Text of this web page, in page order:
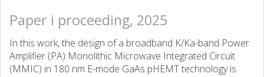
Paper i proceeding, 2025
In this work, the design of a broadband K/Ka-band Power
Amplifier (PA) Monolithic Microwave Integrated Circuit
(MMIC) in 180 nm E-mode GaAs pHEMT technology is